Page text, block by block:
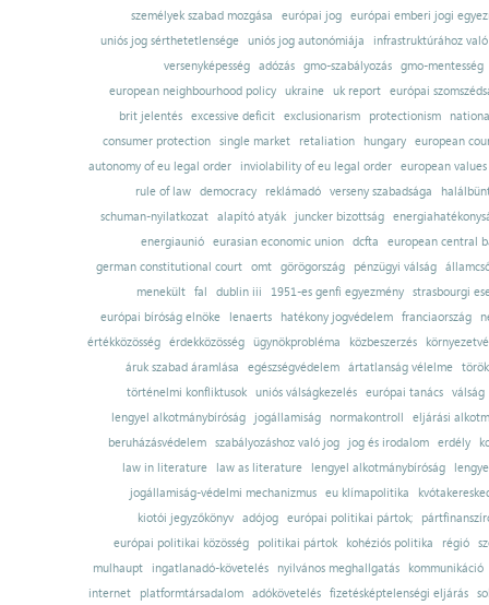
személyek szabad mozgása
európai jog európai emberi jogi
uniós jog sérthetetlensége uniós jog autonómiája
infrastruktúrához
versenyképesség adózás gmo-szabályozás gmo-mentesség
european neighbourhood policy
ukraine uk report
európai
brit jelentés excessive deficit exclusionarism protectionism
consumer protection
single market retaliation hungary
european
autonomy of eu legal order
inviolability of eu legal order
european values
rule of law
democracy reklámadó verseny szabadsága
schuman-nyilatkozat alapító atyák juncker bizottság
energiaunió eurasian economic union dcfta
european central
german constitutional court
omt görögország pénzügyi válság
menekült
fal dublin iii 1951-es genfi egyezmény
strasbourgi
európai bíróság elnöke
lenaerts hatékony jogvédelem franciaország
értékközösség
érdekközösség ügynökprobléma közbeszerzés
áruk szabad áramlása
egészségvédelem ártatlanság vélelme
történelmi konfliktusok uniós válságkezelés európai tanács válság
lengyel alkotmánybíróság
jogállamiság normakontroll
eljárási
beruházásvédelem
szabályozáshoz való jog jog és irodalom erdély
law in literature
law as literature lengyel alkotmánybíróság
jogállamiság-védelmi mechanizmus
eu klímapolitika
kiotói jegyzőkönyv adójog európai politikai pártok;
európai politikai közösség
politikai pártok kohéziós politika régió
mulhaupt
ingatlanadó-követelés nyilvános meghallgatás
kommunikáció
internet
platformtársadalom adókövetelés fizetésképtelenségi eljárás